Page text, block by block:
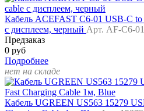
Кабель ACEFAST C6-01 USB-C to
с дисплеем, черный Арт. AF-C6-
Предзаказ
0 руб
Подробнее
нет на складе
Кабель UGREEN US563 15279